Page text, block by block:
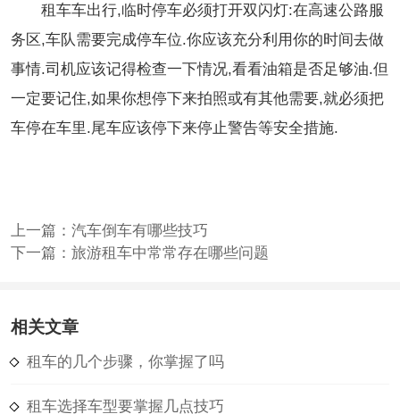
租车车出行,临时停车必须打开双闪灯:在高速公路服
务区,车队需要完成停车位.你应该充分利用你的时间去做
事情.司机应该记得检查一下情况,看看油箱是否足够油.但
一定要记住,如果你想停下来拍照或有其他需要,就必须把
车停在车里.尾车应该停下来停止警告等安全措施.
上一篇： 汽车倒车有哪些技巧
下一篇： 旅游租车中常常存在哪些问题
相关文章
租车的几个步骤，你掌握了吗
租车选择车型要掌握几点技巧